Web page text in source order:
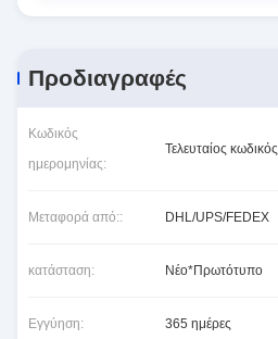
Προδιαγραφές
Κωδικός
ημερομηνίας:
Τελευταίος κωδικός
Μεταφορά από:: DHL/UPS/FEDEX
κατάσταση: Νέο*Πρωτότυπο
Εγγύηση: 365 ημέρες